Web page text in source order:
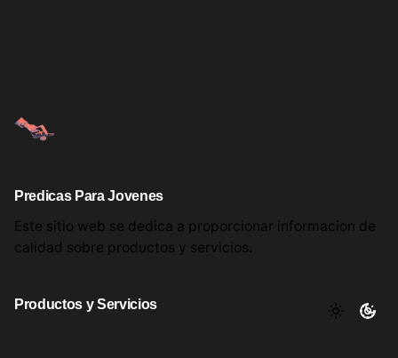
Predicas Para Jovenes
Este sitio web se dedica a proporcionar informacion de
calidad sobre productos y servicios.
Productos y Servicios